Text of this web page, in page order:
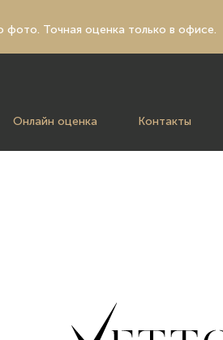
фото. Точная оценка только в офисе.
Онлайн оценка Контакты